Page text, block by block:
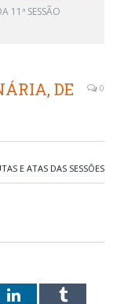
11ª SESSÃO
DE
0
E ATAS DAS SESSÕES
LinkedInTumblr